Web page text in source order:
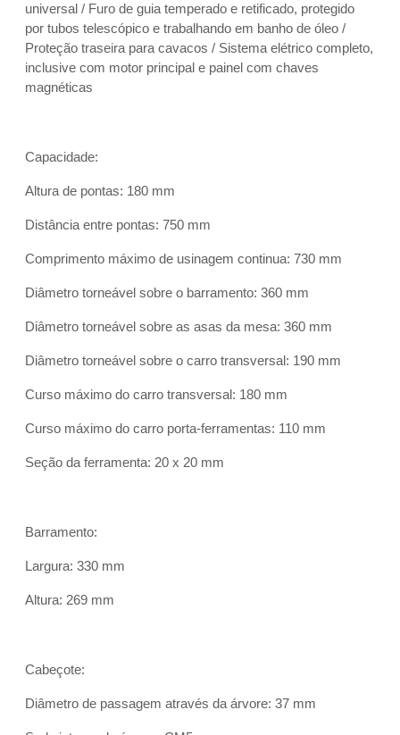
universal / Furo de guia temperado e retificado, protegido
por tubos telescópico e trabalhando em banho de óleo /
Proteção traseira para cavacos / Sistema elétrico completo,
inclusive com motor principal e painel com chaves
magnéticas
Capacidade:
Altura de pontas: 180 mm
Distância entre pontas: 750 mm
Comprimento máximo de usinagem continua: 730 mm
Diâmetro torneável sobre o barramento: 360 mm
Diâmetro torneável sobre as asas da mesa: 360 mm
Diâmetro torneável sobre o carro transversal: 190 mm
Curso máximo do carro transversal: 180 mm
Curso máximo do carro porta-ferramentas: 110 mm
Seção da ferramenta: 20 x 20 mm
Barramento:
Largura: 330 mm
Altura: 269 mm
Cabeçote:
Diâmetro de passagem através da árvore: 37 mm